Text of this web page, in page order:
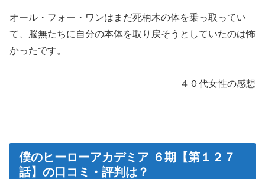
オール・フォー・ワンはまだ死柄木の体を乗っ取ってい
て、脳無たちに自分の本体を取り戻そうとしていたのは怖
かったです。
４０代女性の感想
僕のヒーローアカデミア ６期【第１２７
話】の口コミ・評判は？